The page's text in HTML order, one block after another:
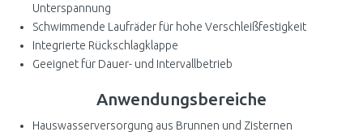
Unterspannung
Schwimmende Laufräder für hohe Verschleißfestigkeit
Integrierte Rückschlagklappe
Geeignet für Dauer- und Intervallbetrieb
Anwendungsbereiche
Hauswasserversorgung aus Brunnen und Zisternen